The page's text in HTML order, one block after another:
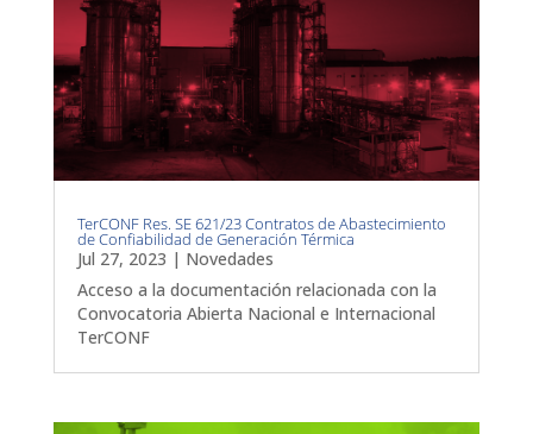
TerCONF Res. SE 621/23 Contratos de Abastecimiento
de Confiabilidad de Generación Térmica
Jul 27, 2023 | Novedades
Acceso a la documentación relacionada con la
Convocatoria Abierta Nacional e Internacional
TerCONF